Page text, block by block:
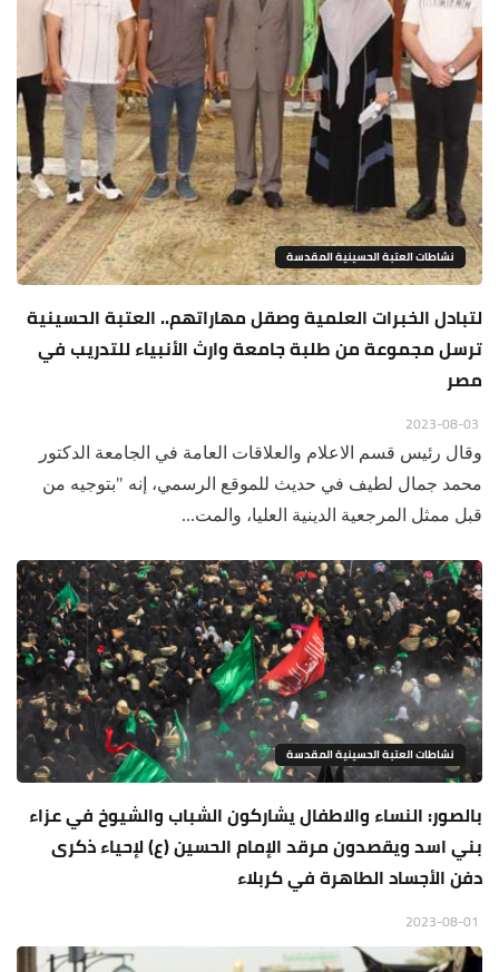
نشاطات العتبة الحسينية المقدسة
لتبادل الخبرات العلمية وصقل مهاراتهم.. العتبة الحسينية
ترسل مجموعة من طلبة جامعة وارث الأنبياء للتدريب في
مصر
وقال رئيس قسم الاعلام والعلاقات العامة في الجامعة الدكتور
محمد جمال لطيف في حديث للموقع الرسمي، إنه "بتوجيه من
قبل ممثل المرجعية الدينية العليا، والمت...
نشاطات العتبة الحسينية المقدسة
بالصور: النساء والاطفال يشاركون الشباب والشيوخ في عزاء
بني اسد ويقصدون مرقد الإمام الحسين (ع) لإحياء ذكرى
دفن الأجساد الطاهرة في كربلاء